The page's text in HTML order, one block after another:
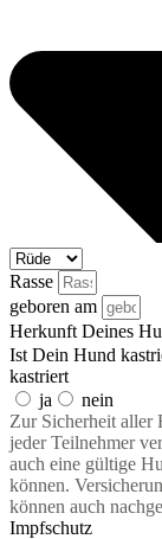
Rasse
geboren am
Herkunft Deines
Ist Dein Hund
kastriert
ja
nein
Zur Sicherheit aller
jeder Teilnehmer
auch eine gültige
können.
können auch
Impfschutz